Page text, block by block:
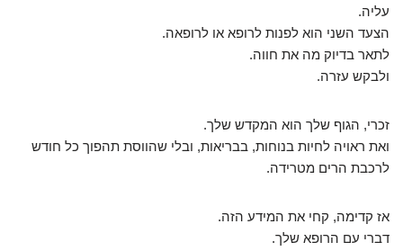
עליה.
הצעד השני הוא לפנות לרופא או לרופאה.
לתאר בדיוק מה את חווה.
ולבקש עזרה.
זכרי, הגוף שלך הוא המקדש שלך.
ואת ראויה לחיות בנוחות, בבריאות, ובלי שהווסת תהפוך כל חודש
לרכבת הרים מטרידה.
אז קדימה, קחי את המידע הזה.
דברי עם הרופא שלך.